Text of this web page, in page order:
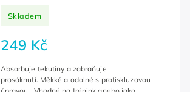
Skladem
249 Kč
Absorbuje tekutiny a zabraňuje
prosáknutí. Měkké a odolné s protiskluzovou